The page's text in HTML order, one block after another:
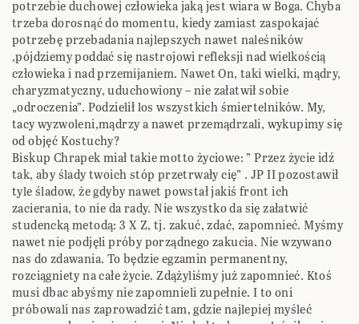
potrzebie duchowej człowieka jaką jest wiara w Boga. Chyba
trzeba dorosnąć do momentu, kiedy zamiast zaspokajać
potrzebę przebadania najlepszych nawet naleśników
,pójdziemy poddać się nastrojowi refleksji nad wielkością
człowieka i nad przemijaniem. Nawet On, taki wielki, mądry,
charyzmatyczny, uduchowiony – nie załatwił sobie
„odroczenia”. Podzielił los wszystkich śmiertelników. My,
tacy wyzwoleni,mądrzy a nawet przemądrzali, wykupimy się
od objęć Kostuchy?
Biskup Chrapek miał takie motto życiowe: ” Przez życie idź
tak, aby ślady twoich stóp przetrwały cię” . JP II pozostawił
tyle śladow, że gdyby nawet powstał jakiś front ich
zacierania, to nie da rady. Nie wszystko da się załatwić
studencką metodą: 3 X Z, tj. zakuć, zdać, zapomnieć. Myśmy
nawet nie podjęli próby porządnego zakucia. Nie wzywano
nas do zdawania. To będzie egzamin permanentny,
rozciągniety na całe życie. Zdążyliśmy już zapomnieć. Ktoś
musi dbac abyśmy nie zapomnieli zupełnie. I to oni
próbowali nas zaprowadzić tam, gdzie najlepiej myśleć